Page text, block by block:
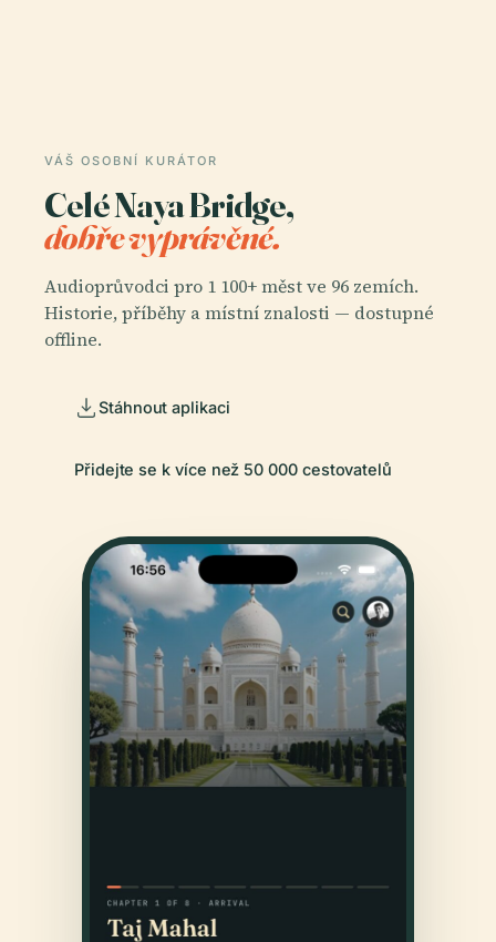
VÁŠ OSOBNÍ KURÁTOR
Celé Naya Bridge,
dobře vyprávěné.
Audioprůvodci pro 1 100+ měst ve 96 zemích.
Historie, příběhy a místní znalosti — dostupné
offline.
Stáhnout aplikaci
Přidejte se k více než 50 000 cestovatelů